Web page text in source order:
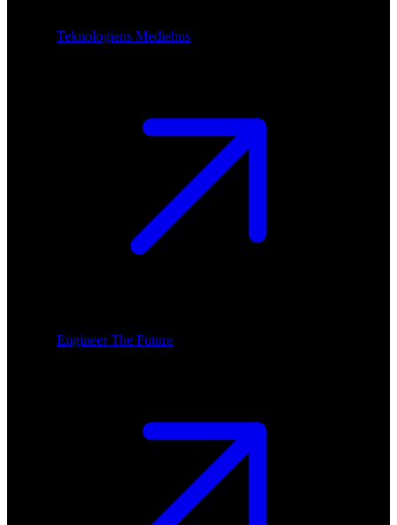
Teknologiens Mediehus
Engineer The Future